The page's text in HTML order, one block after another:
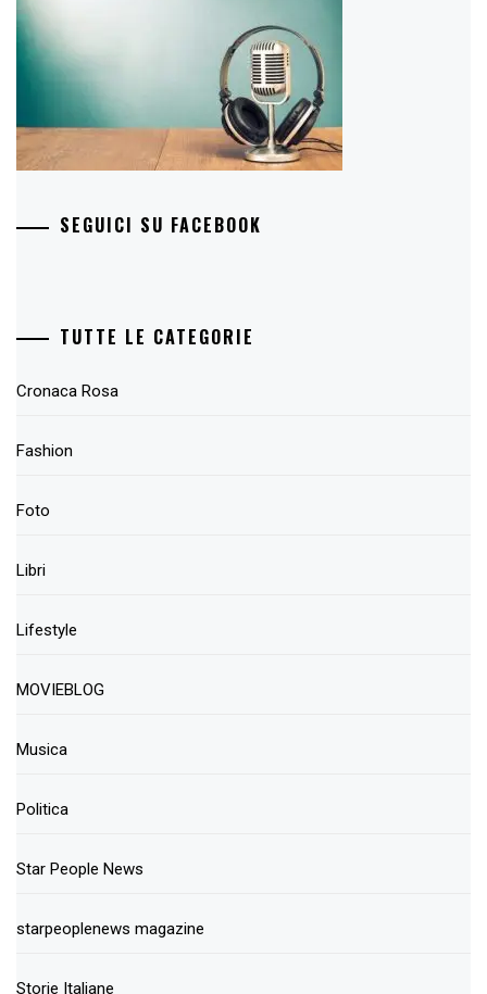
SEGUICI SU FACEBOOK
TUTTE LE CATEGORIE
Cronaca Rosa
Fashion
Foto
Libri
Lifestyle
MOVIEBLOG
Musica
Politica
Star People News
starpeoplenews magazine
Storie Italiane